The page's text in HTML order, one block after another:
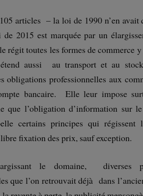
articles – la loi de 1990 n’en avait
2015 est marquée par un
régit toutes les formes de commerce
aussi au transport et au
professionnelles aux
bancaire. Elle leur impose
que l’obligation d’information sur
certains principes qui régissent
fixation des prix, sauf exception.
le domaine, diverses
que l’on retrouvait déjà dans